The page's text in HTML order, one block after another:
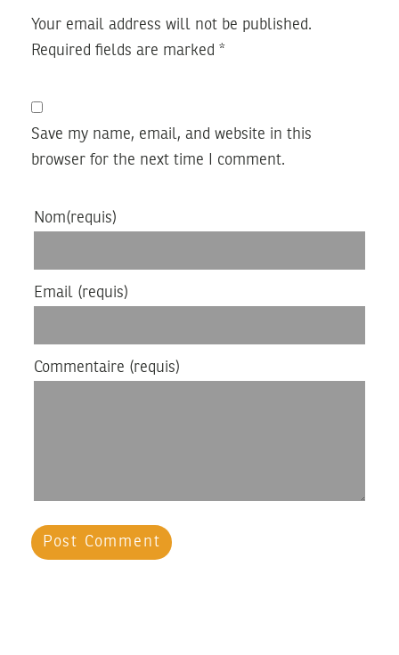
Your email address will not be published.
Required fields are marked *
Save my name, email, and website in this
browser for the next time I comment.
Nom(requis)
Email (requis)
Commentaire (requis)